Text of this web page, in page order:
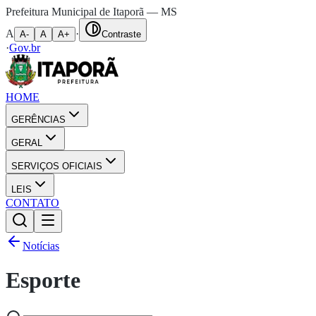
Prefeitura Municipal de Itaporã — MS
A
A- A A+ · Contraste
·Gov.br
HOME
GERÊNCIAS
GERAL
SERVIÇOS OFICIAIS
LEIS
CONTATO
Notícias
Esporte